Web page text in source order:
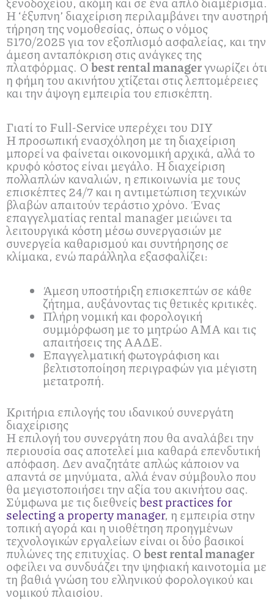
Η ‘έξυπνη’ διαχείριση περιλαμβάνει την αυστηρή
τήρηση της νομοθεσίας, όπως ο νόμος
5170/2025 για τον εξοπλισμό ασφαλείας, και την
άμεση ανταπόκριση στις ανάγκες της
πλατφόρμας. Οbest rental managerγνωρίζει ότι
η φήμη του ακινήτου χτίζεται στις λεπτομέρειες
και την άψογη εμπειρία του επισκέπτη.
Γιατί το Full-Service υπερέχει του DIY
Η προσωπική ενασχόληση με τη διαχείριση
μπορεί να φαίνεται οικονομική αρχικά, αλλά το
κρυφό κόστος είναι μεγάλο. Η διαχείριση
πολλαπλών καναλιών, η επικοινωνία με τους
επισκέπτες 24/7 και η αντιμετώπιση τεχνικών
βλαβών απαιτούν τεράστιο χρόνο. Ένας
επαγγελματίας rental manager μειώνει τα
λειτουργικά κόστη μέσω συνεργασιών με
συνεργεία καθαρισμού και συντήρησης σε
κλίμακα, ενώ παράλληλα εξασφαλίζει:
Άμεση υποστήριξη επισκεπτών σε κάθε
ζήτημα, αυξάνοντας τις θετικές κριτικές.
Πλήρη νομική και φορολογική
συμμόρφωση με το μητρώο ΑΜΑ και τις
απαιτήσεις της ΑΑΔΕ.
Επαγγελματική φωτογράφιση και
βελτιστοποίηση περιγραφών για μέγιστη
μετατροπή.
Κριτήρια επιλογής του ιδανικού συνεργάτη
διαχείρισης
Η επιλογή του συνεργάτη που θα αναλάβει την
περιουσία σας αποτελεί μια καθαρά επενδυτική
απόφαση. Δεν αναζητάτε απλώς κάποιον να
απαντά σε μηνύματα, αλλά έναν σύμβουλο που
θα μεγιστοποιήσει την αξία του ακινήτου σας.
Σύμφωνα με τις διεθνείςbest practices for
selecting a property manager, η εμπειρία στην
τοπική αγορά και η υιοθέτηση προηγμένων
τεχνολογικών εργαλείων είναι οι δύο βασικοί
πυλώνες της επιτυχίας. Ο best rental manager
οφείλει να συνδυάζει την ψηφιακή καινοτομία με
τη βαθιά γνώση του ελληνικού φορολογικού και
νομικού πλαισίου.